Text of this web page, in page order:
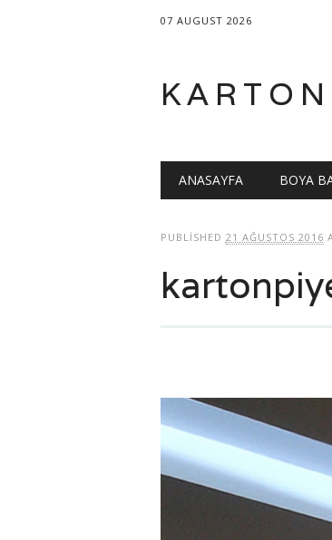
07 AUGUST 2026
Main menu
ANASAYFA BOYA
PUBLISHED 21 AĞUSTOS 2016